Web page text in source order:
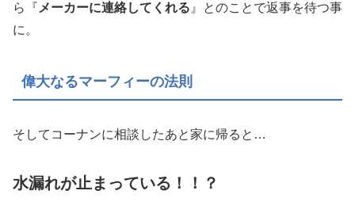
ら『 メーカーに連絡してくれる 』とのことで返事を待つ事
に。
偉大なるマーフィーの法則
そしてコーナンに相談したあと家に帰ると…
水漏れが止まっている！！？